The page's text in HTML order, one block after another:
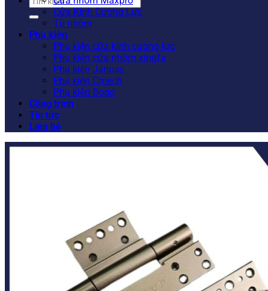
kiếm:Cửa Kính Cường Lực
Tủ nhôm
Phụ kiện
Phụ kiện cửa kính cường lực
Phụ kiện cửa nhôm xingfa
Phụ kiện Januss
Phụ kiện Cmech
Phụ kiện Bogo
Công trình
Tin tức
Liên hệ